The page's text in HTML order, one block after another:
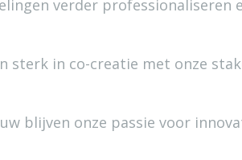
verder professionaliseren
sterk in co-creatie met onze
blijven onze passie voor